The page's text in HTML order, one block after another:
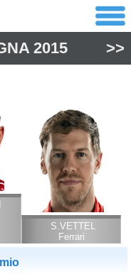
2015 >>
S.VETTEL
Ferrari